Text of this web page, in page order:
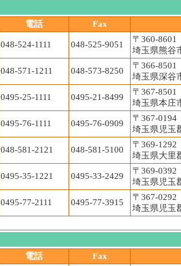
電話 Fax
048-524-1111 048-525-9051
〒360-8601
埼玉県熊谷
048-571-1211 048-573-8250
〒366-8501
埼玉県深谷
0495-25-1111 0495-21-8499
〒367-8501
埼玉県本庄
0495-76-1111 0495-76-0909
〒367-0194
埼玉県児玉
048-581-2121 048-581-5100
〒369-1292
埼玉県大里
0495-35-1221 0495-33-2429
〒369-0392
埼玉県児玉
0495-77-2111 0495-77-3915
〒367-0292
埼玉県児玉
電話 Fax